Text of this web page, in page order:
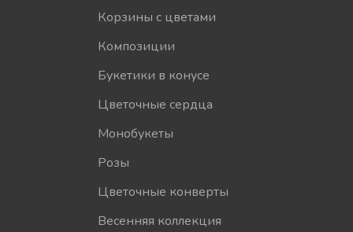
Корзины с цветами
Композиции
Букетики в конусе
Цветочные сердца
Монобукеты
Розы
Цветочные конверты
Весенняя коллекция